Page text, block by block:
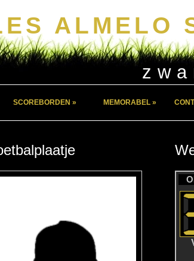
ALMELO
SCOREBORDEN » MEMORABEL »